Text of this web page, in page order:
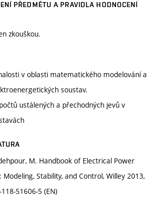
PŘEDMĚTU A PRAVIDLA HODNOCENÍ
zkouškou.
v oblasti matematického modelování a
soustav.
ustálených a přechodných jevů v
M. Handbook of Electrical Power
Stability, and Control, Willey 2013,
51606-5 (EN)